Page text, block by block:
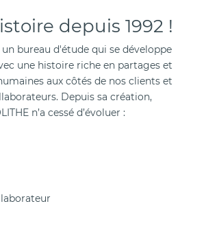
depuis 1992 !
un bureau d'étude qui se développe
une histoire riche en partages et
aux côtés de nos clients et
Depuis sa création,
n’a cessé d’évoluer :